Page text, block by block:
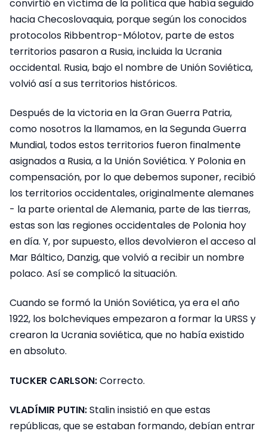
convirtió en víctima de la política que había seguido
hacia Checoslovaquia, porque según los conocidos
protocolos Ribbentrop-Mólotov, parte de estos
territorios pasaron a Rusia, incluida la Ucrania
occidental. Rusia, bajo el nombre de Unión Soviética,
volvió así a sus territorios históricos.
Después de la victoria en la Gran Guerra Patria,
como nosotros la llamamos, en la Segunda Guerra
Mundial, todos estos territorios fueron finalmente
asignados a Rusia, a la Unión Soviética. Y Polonia en
compensación, por lo que debemos suponer, recibió
los territorios occidentales, originalmente alemanes
- la parte oriental de Alemania, parte de las tierras,
estas son las regiones occidentales de Polonia hoy
en día. Y, por supuesto, ellos devolvieron el acceso al
Mar Báltico, Danzig, que volvió a recibir un nombre
polaco. Así se complicó la situación.
Cuando se formó la Unión Soviética, ya era el año
1922, los bolcheviques empezaron a formar la URSS y
crearon la Ucrania soviética, que no había existido
en absoluto.
TUCKER CARLSON:Correcto.
VLADÍMIR PUTIN:Stalin insistió en que estas
repúblicas, que se estaban formando, debían entrar